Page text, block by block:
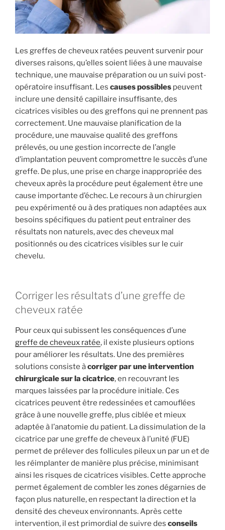
Les greffes de cheveux ratées peuvent survenir pour
diverses raisons, qu’elles soient liées à une mauvaise
technique, une mauvaise préparation ou un suivi post-
opératoire insuffisant. Les causes possibles peuvent
inclure une densité capillaire insuffisante, des
cicatrices visibles ou des greffons qui ne prennent pas
correctement. Une mauvaise planification de la
procédure, une mauvaise qualité des greffons
prélevés, ou une gestion incorrecte de l’angle
d’implantation peuvent compromettre le succès d’une
greffe. De plus, une prise en charge inappropriée des
cheveux après la procédure peut également être une
cause importante d’échec. Le recours à un chirurgien
peu expérimenté ou à des pratiques non adaptées aux
besoins spécifiques du patient peut entraîner des
résultats non naturels, avec des cheveux mal
positionnés ou des cicatrices visibles sur le cuir
chevelu.
Corriger les résultats d’une greffe de
cheveux ratée
Pour ceux qui subissent les conséquences d’une
greffe de cheveux ratée, il existe plusieurs options
pour améliorer les résultats. Une des premières
solutions consiste àcorriger par une intervention
chirurgicale sur la cicatrice, en recouvrant les
marques laissées par la procédure initiale. Ces
cicatrices peuvent être redessinées et camouflées
grâce à une nouvelle greffe, plus ciblée et mieux
adaptée à l’anatomie du patient. Ladissimulation de la
cicatrice par une greffe de cheveux à l’unité (FUE)
permet de prélever des follicules pileux un par un et de
les réimplanter de manière plus précise, minimisant
ainsi les risques de cicatrices visibles. Cette approche
permet également de combler les zones dégarnies de
façon plus naturelle, en respectant la direction et la
densité des cheveux environnants. Après cette
intervention, il est primordial de suivre des conseils